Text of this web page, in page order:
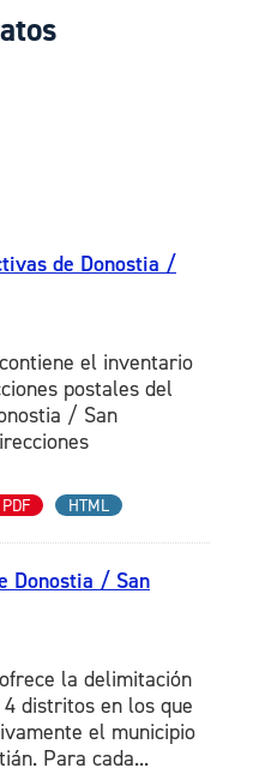
de Donostia /
el inventario
postales del
/ San
PDF HTML
Donostia / San
la delimitación
distritos en los que
el municipio
Para cada...